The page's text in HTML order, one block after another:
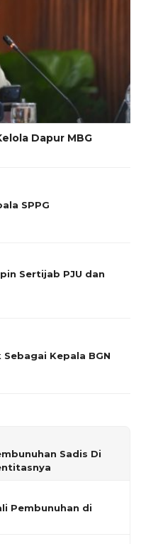
Dapur MBG
SPPG
Sertijab PJU dan
Kepala BGN
Sadis Di
Pembunuhan di